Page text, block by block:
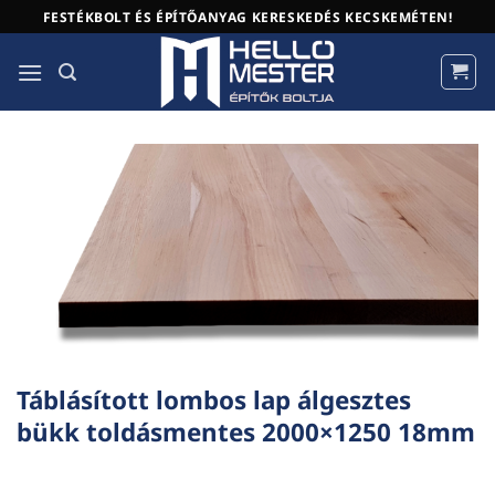
to
content
FESTÉKBOLT ÉS ÉPÍTŐANYAG KERESKEDÉS KECSKEMÉTEN!
Táblásított lombos lap álgesztes
bükk toldásmentes 2000×1250 18mm